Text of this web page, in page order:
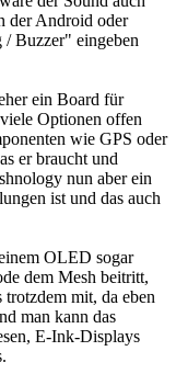
der Android oder
Buzzer" eingeben
ein Board für
Optionen offen
wie GPS oder
er braucht und
nun aber ein
ist und das auch
OLED sogar
dem Mesh beitritt,
mit, da eben
man kann das
E-Ink-Displays